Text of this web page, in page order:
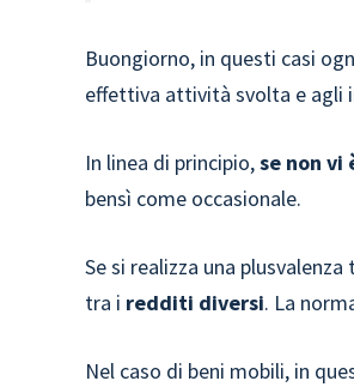
Buongiorno, in questi casi
effettiva attività svolta e agli
In linea di principio,se non
bensì come occasionale.
Se si realizza una
tra i redditi diversi. La
Nel caso di beni mobili, in